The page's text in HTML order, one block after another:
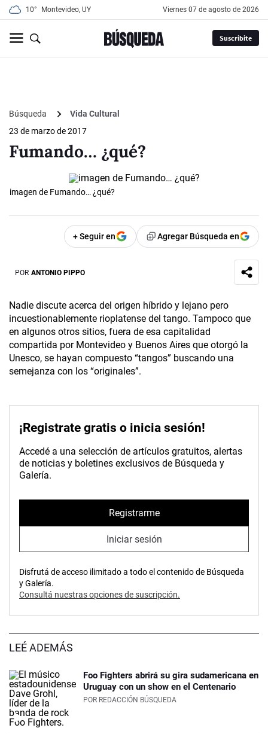
10° Montevideo, UY viernes 07 de agosto de 2026
Suscribite
Búsqueda
Vida Cultural
23 de marzo de 2017
Fumando… ¿qué?
imagen de Fumando… ¿qué?
+ Seguir en Agregar Búsqueda en
POR ANTONIO PIPPO
Nadie discute acerca del origen híbrido y lejano pero
incuestionablemente rioplatense del tango. Tampoco que
en algunos otros sitios, fuera de esa capitalidad
compartida por Montevideo y Buenos Aires que otorgó la
Unesco, se hayan compuesto “tangos” buscando una
semejanza con los “originales”.
¡Registrate gratis o inicia sesión!
Accedé a una selección de artículos gratuitos, alertas
de noticias y boletines exclusivos de Búsqueda y
Galería.
Registrarme
Iniciar sesión
Disfrutá de acceso ilimitado a todo el contenido de Búsqueda
y Galería.
Consultá nuestras opciones de suscripción.
LEÉ ADEMÁS
Foo Fighters abrirá su gira sudamericana en
Uruguay con un show en el Centenario
POR REDACCIÓN BÚSQUEDA